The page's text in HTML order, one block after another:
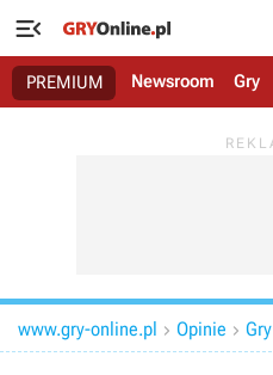

PREMIUM Newsroom Gry
www.gry-online.pl  Opinie  Gry